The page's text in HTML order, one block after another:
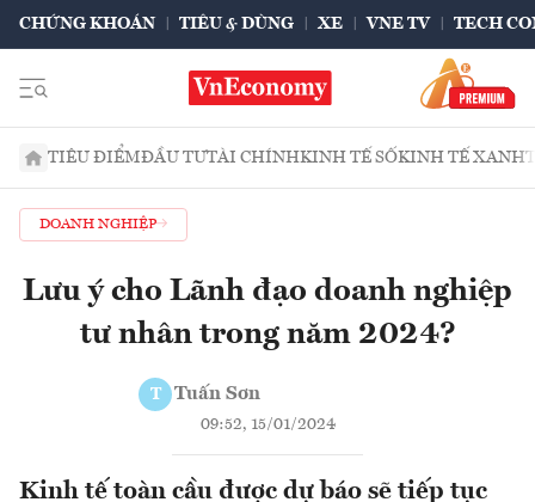
CHỨNG KHOÁN TIÊU & DÙNG XE VNE TV TECH
TIÊU ĐIỂMĐẦU TƯTÀI CHÍNHKINH TẾ SỐKINH TẾ XANH
DOANH NGHIỆP
Lưu ý cho Lãnh đạo doanh nghiệp
tư nhân trong năm 2024?
T Tuấn Sơn
09:52, 15/01/2024
Kinh tế toàn cầu được dự báo sẽ tiếp tục